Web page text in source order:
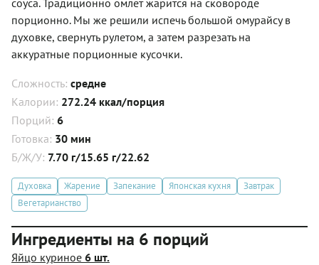
порционно. Мы же решили испечь большой омурайсу в
духовке, свернуть рулетом, а затем разрезать на
аккуратные порционные кусочки.
Сложность: средне
Калории: 272.24 ккал/порция
Порций: 6
Готовка: 30 мин
Б/Ж/У: 7.70 г/15.65 г/22.62
Духовка Жарение Запекание Японская кухня
Завтрак
Вегетарианство
Ингредиенты на 6 порций
Яйцо куриное 6 шт.